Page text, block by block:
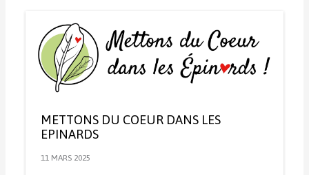
METTONS DU COEUR DANS LES
EPINARDS
11 MARS 2025